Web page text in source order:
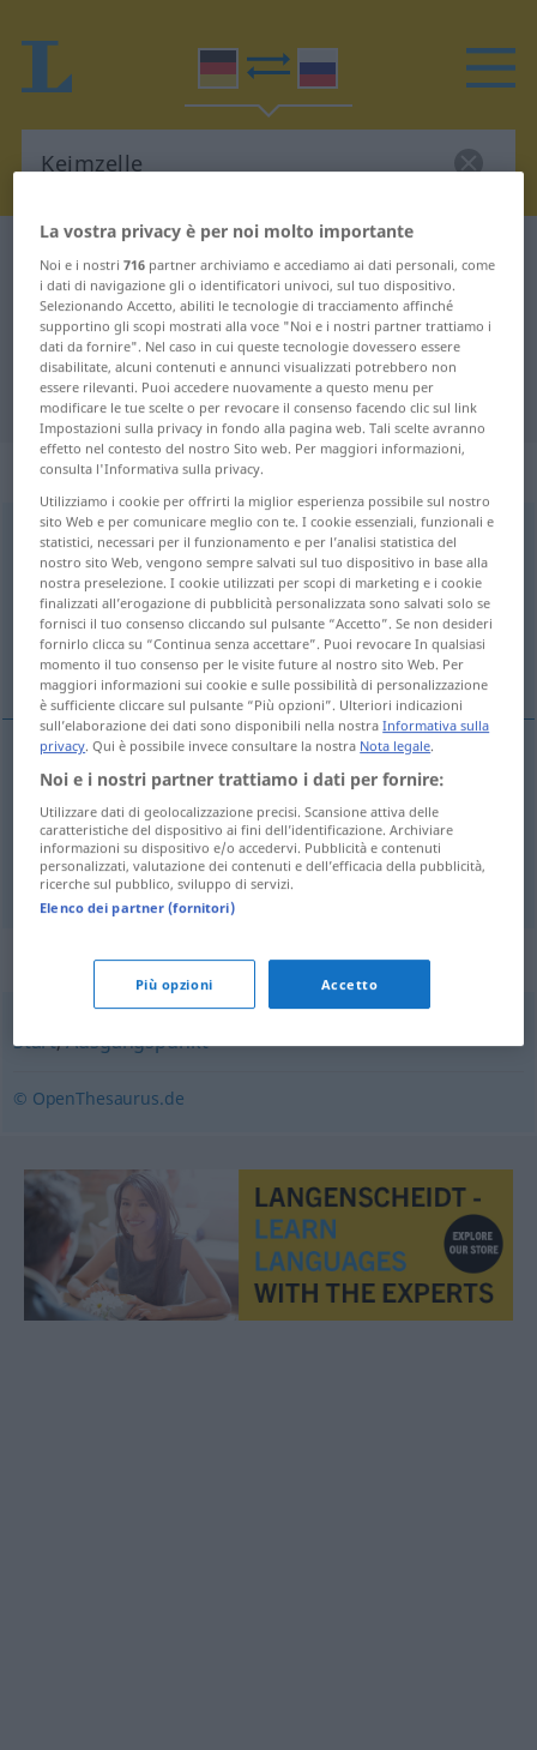
Traduzione Tedesco-Russo per
"Keimzelle"
"Keimzelle" traduzione Russo
„Keimzelle“
Keimzelle
Panoramica di tutte le traduzion
(Fai clic sulla/Tocca traduzione per maggiori dettagli)
зародышевая клетка ячейка
зародышеваяклетка,-ок GENPL Keimzelle
(первичная FIG )ячейка,-ек GEN PL Keimzelle
Sinonimi per "Keimzelle"
Start,Ausgangspunkt
© OpenThesaurus.de
La vostra privacy è per noi molto importante
Noi e i nostri716 partner archiviamo e accediamo ai dati personali, come
i dati di navigazione gli o identificatori univoci, sul tuo dispositivo.
Selezionando Accetto, abiliti le tecnologie di tracciamento affinché
supportino gli scopi mostrati alla voce "Noi e i nostri partner trattiamo i
dati da fornire". Nel caso in cui queste tecnologie dovessero essere
disabilitate, alcuni contenuti e annunci visualizzati potrebbero non
essere rilevanti. Puoi accedere nuovamente a questo menu per
modificare le tue scelte o per revocare il consenso facendo clic sul link
Impostazioni sulla privacy in fondo alla pagina web. Tali scelte avranno
effetto nel contesto del nostro Sito web. Per maggiori informazioni,
consulta l'Informativa sulla privacy.
Utilizziamo i cookie per offrirti la miglior esperienza possibile sul nostro
sito Web e per comunicare meglio con te. I cookie essenziali, funzionali e
statistici, necessari per il funzionamento e per l’analisi statistica del
nostro sito Web, vengono sempre salvati sul tuo dispositivo in base alla
nostra preselezione. I cookie utilizzati per scopi di marketing e i cookie
finalizzati all’erogazione di pubblicità personalizzata sono salvati solo se
fornisci il tuo consenso cliccando sul pulsante “Accetto”. Se non desideri
fornirlo clicca su “Continua senza accettare”. Puoi revocare In qualsiasi
momento il tuo consenso per le visite future al nostro sito Web. Per
maggiori informazioni sui cookie e sulle possibilità di personalizzazione
è sufficiente cliccare sul pulsante “Più opzioni”. Ulteriori indicazioni
sull’elaborazione dei dati sono disponibili nella nostraInformativa sulla
privacy. Qui è possibile invece consultare la nostra Nota legale.
Noi e i nostri partner trattiamo i dati per fornire:
Utilizzare dati di geolocalizzazione precisi. Scansione attiva delle
caratteristiche del dispositivo ai fini dell’identificazione. Archiviare
informazioni su dispositivo e/o accedervi. Pubblicità e contenuti
personalizzati, valutazione dei contenuti e dell’efficacia della pubblicità,
ricerche sul pubblico, sviluppo di servizi.
Elenco dei partner (fornitori)
Più opzioni Accetto